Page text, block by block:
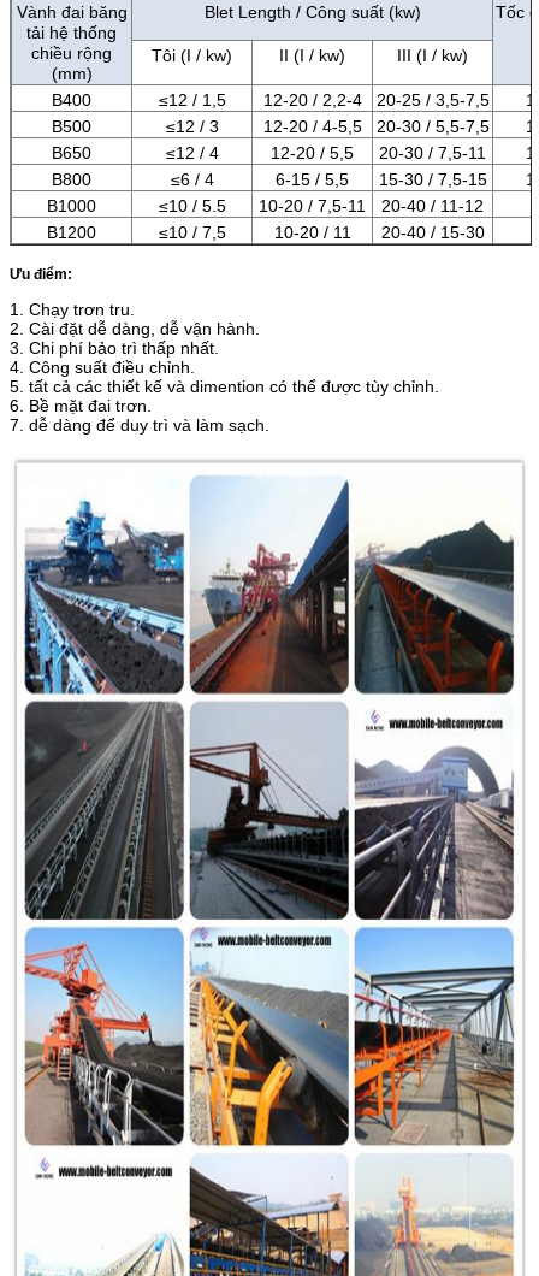
Vành đai băng
tải hệ thống
chiều rộng
(mm)
Blet Length / Công suất (kw) Tốc
Tôi (I / kw) II (I / kw) III (I / kw)
B400 ≤12 / 1,5 12-20 / 2,2-4 20-25 / 3,5-7,5
B500
≤12 / 3 12-20 / 4-5,5 20-30 / 5,5-7,5
B650
≤12 / 4 12-20 / 5,5 20-30 / 7,5-11
B800
≤6 / 4 6-15 / 5,5 15-30 / 7,5-15
B1000
≤10 / 5.5 10-20 / 7,5-11 20-40 / 11-12
B1200
≤10 / 7,5 10-20 / 11 20-40 / 15-30
Ưu điểm:
1. Chạy trơn tru.
2. Cài đặt dễ dàng, dễ vận hành.
3. Chi phí bảo trì thấp nhất.
4. Công suất điều chỉnh.
5. tất cả các thiết kế và dimention có thể được tùy chỉnh.
6. Bề mặt đai trơn.
7. dễ dàng để duy trì và làm sạch.